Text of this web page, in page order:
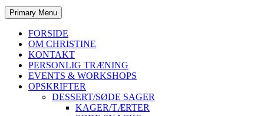
Primary Menu
FORSIDE
OM CHRISTINE
KONTAKT
PERSONLIG TRÆNING
EVENTS & WORKSHOPS
OPSKRIFTER
DESSERT/SØDE SAGER
KAGER/TÆRTER